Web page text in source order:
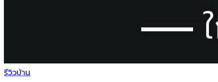
รีวิวบ้าน